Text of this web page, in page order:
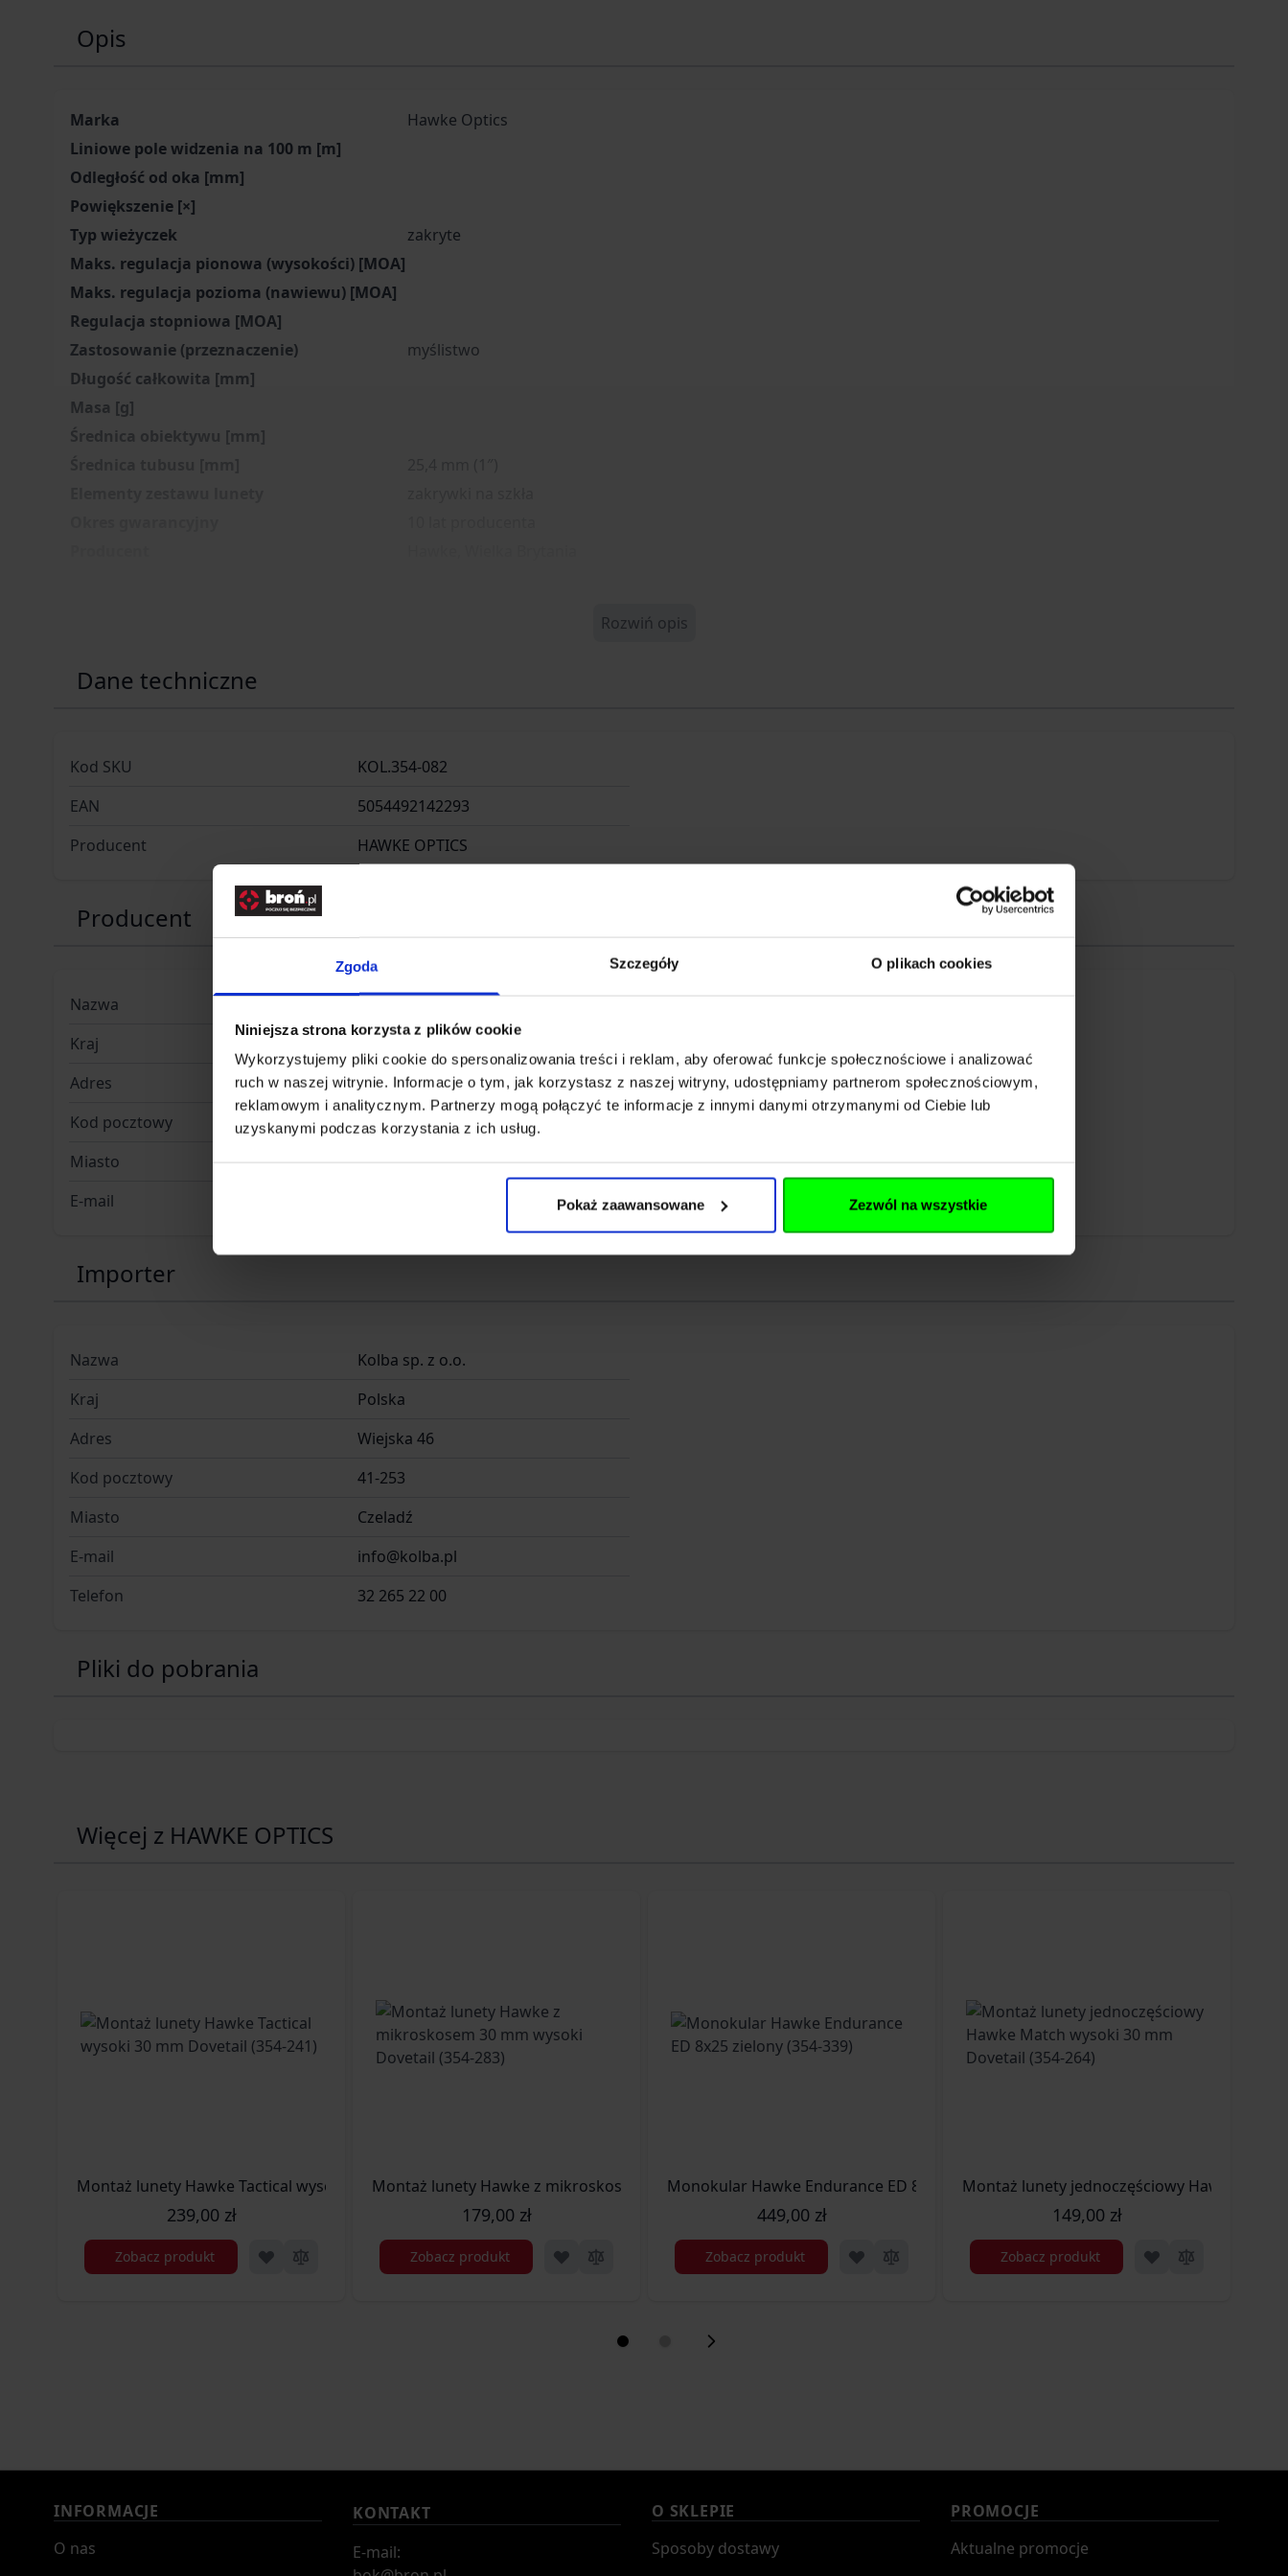
Zgoda Szczegóły O plikach cookies
Niniejsza strona korzysta z plików cookie
Wykorzystujemy pliki cookie do spersonalizowania treści i reklam, aby oferować funkcje społecznościowe i analizować
ruch w naszej witrynie. Informacje o tym, jak korzystasz z naszej witryny, udostępniamy partnerom społecznościowym,
reklamowym i analitycznym. Partnerzy mogą połączyć te informacje z innymi danymi otrzymanymi od Ciebie lub
uzyskanymi podczas korzystania z ich usług.
Pokaż zaawansowane Zezwól na wszystkie
Opis
Marka
Hawke Optics
Liniowe pole widzenia na 100 m [m]
Odległość od oka [mm]
Powiększenie [×]
Typ wieżyczek
zakryte
Maks. regulacja pionowa (wysokości) [MOA]
Maks. regulacja pozioma (nawiewu) [MOA]
Regulacja stopniowa [MOA]
Zastosowanie (przeznaczenie)
myślistwo
Długość całkowita [mm]
Masa [g]
Średnica obiektywu [mm]
Rozwiń opis
Dane techniczne
Kod SKU
KOL.354-082
EAN
5054492142293
Producent
HAWKE OPTICS
Producent
Nazwa
Kraj
Wielka Brytania
Adres
Wilford Bridge Road
Kod pocztowy
IP12 1RB
Miasto
Melton, Woodbridge, Suolk
E-mail
Importer
Nazwa
Kolba sp. z o.o.
Kraj
Polska
Adres
Wiejska 46
Kod pocztowy
41-253
Miasto
Czeladź
E-mail
info@kolba.pl
Telefon
32 265 22 00
Pliki do pobrania
Więcej z HAWKE OPTICS
Montaż lunety Hawke Tactical wysoki 30 mm Dovetail (354-241)
239,00 zł
Zobacz produkt
Montaż lunety Hawke z mikroskosem 30 mm wysoki Dovetail (354-283)
179,00 zł
Zobacz produkt
Monokular Hawke Endurance ED 8x25 zielony (354-339)
449,00 zł
Zobacz produkt
Montaż lunety jednoczęściowy Hawke
149,00 zł
Zobacz produkt
INFORMACJE
O nas
KONTAKT
E-mail:
O SKLEPIE
Sposoby dostawy
PROMOCJE
Aktualne promocje